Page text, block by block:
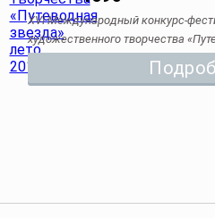
XVI Международный конкурс-
художественного творчества